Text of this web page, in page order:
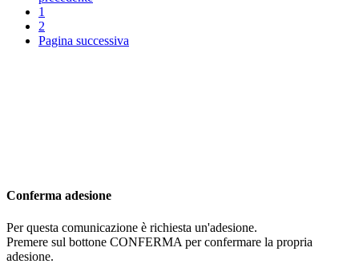
1
2
Pagina successiva
Conferma adesione
Per questa comunicazione è richiesta un'adesione.
Premere sul bottone CONFERMA per confermare la propria
adesione.